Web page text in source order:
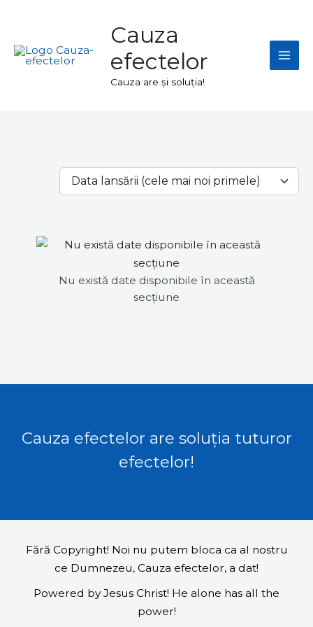
content
Cauza
efectelor
Cauza are și soluția!
Nu există date disponibile în această
secțiune
Cauza efectelor are soluția tuturor
efectelor!
Fără Copyright! Noi nu putem bloca ca al nostru
ce Dumnezeu, Cauza efectelor, a dat!
Powered by Jesus Christ! He alone has all the
power!